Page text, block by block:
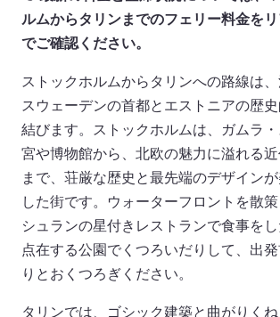
ルムからタリンまでのフェリー料金を
でご確認ください。
ストックホルムからタリンへの路線は
スウェーデンの首都とエストニアの歴
結びます。ストックホルムは、ガムラ
宮や博物館から、北欧の魅力に溢れる
まで、荘厳な歴史と最先端のデザイン
した街です。ウォーターフロントを散
シュランの星付きレストランで食事を
点在する公園でくつろいだりして、出
りとおくつろぎください。
タリンでは、ゴシック建築と曲がりく